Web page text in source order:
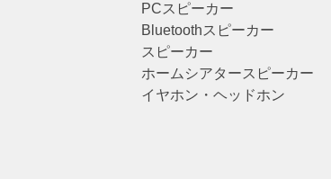
PCスピーカー
Bluetoothスピーカー
スピーカー
ホームシアタースピーカー
イヤホン・ヘッドホン